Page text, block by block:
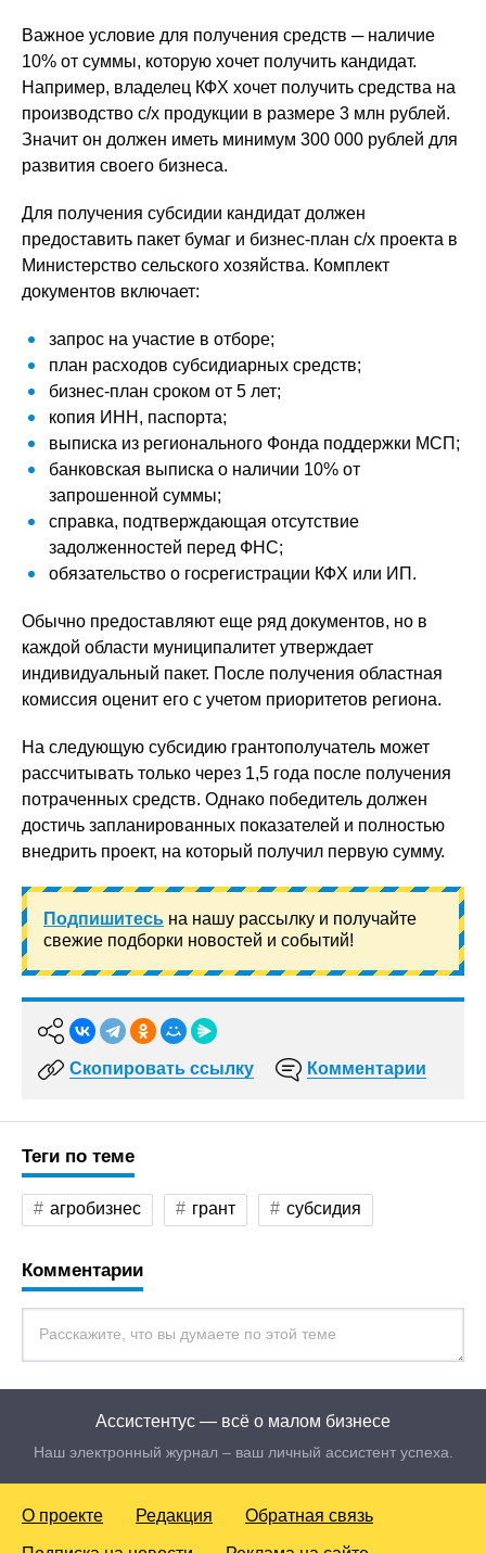
Важное условие для получения средств ─ наличие
10% от суммы, которую хочет получить кандидат.
Например, владелец КФХ хочет получить средства на
производство с/х продукции в размере 3 млн рублей.
Значит он должен иметь минимум 300 000 рублей для
развития своего бизнеса.
Для получения субсидии кандидат должен
предоставить пакет бумаг и бизнес-план с/х проекта в
Министерство сельского хозяйства. Комплект
документов включает:
запрос на участие в отборе;
план расходов субсидиарных средств;
бизнес-план сроком от 5 лет;
копия ИНН, паспорта;
выписка из регионального Фонда поддержки МСП;
банковская выписка о наличии 10% от
запрошенной суммы;
справка, подтверждающая отсутствие
задолженностей перед ФНС;
обязательство о госрегистрации КФХ или ИП.
Обычно предоставляют еще ряд документов, но в
каждой области муниципалитет утверждает
индивидуальный пакет. После получения областная
комиссия оценит его с учетом приоритетов региона.
На следующую субсидию грантополучатель может
рассчитывать только через 1,5 года после получения
потраченных средств. Однако победитель должен
достичь запланированных показателей и полностью
внедрить проект, на который получил первую сумму.
Подпишитесь на нашу рассылку и получайте
свежие подборки новостей и событий!
Скопировать ссылку Комментарии
Теги по теме
агробизнес грант субсидия
Комментарии
Ассистентус — всё о малом бизнесе
Наш электронный журнал – ваш личный ассистент успеха.
О проекте Редакция Обратная связь